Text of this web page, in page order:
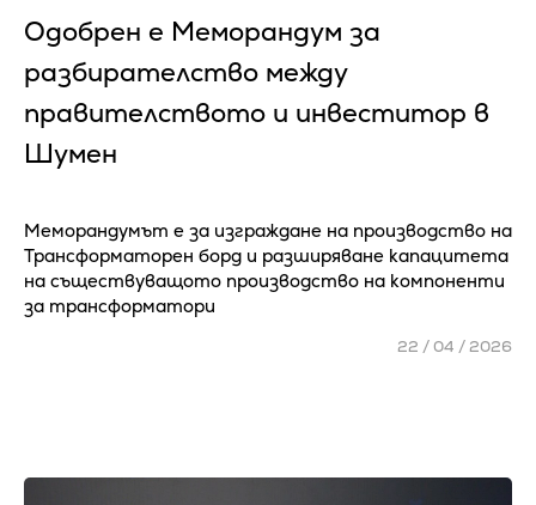
Одобрен е Меморандум за
разбирателство между
правителството и инвеститор в
Шумен
Меморандумът е за изграждане на производство на
Трансформаторен борд и разширяване капацитета
на съществуващото производство на компоненти
за трансформатори
22 / 04 / 2026